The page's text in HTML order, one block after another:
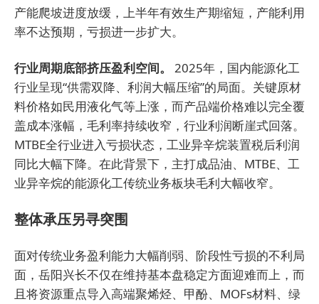
产能爬坡进度放缓，上半年有效生产期缩短，产能利用
率不达预期，亏损进一步扩大。
行业周期底部挤压盈利空间。
2025年，国内能源化工
行业呈现“供需双降、利润大幅压缩”的局面。关键原材
料价格如民用液化气等上涨，而产品端价格难以完全覆
盖成本涨幅，毛利率持续收窄，行业利润断崖式回落。
MTBE全行业进入亏损状态，工业异辛烷装置税后利润
同比大幅下降。在此背景下，主打成品油、MTBE、工
业异辛烷的能源化工传统业务板块毛利大幅收窄。
整体承压另寻突围
面对传统业务盈利能力大幅削弱、阶段性亏损的不利局
面，岳阳兴长不仅在维持基本盘稳定方面迎难而上，而
且将资源重点导入高端聚烯烃、甲酚、MOFs材料、绿